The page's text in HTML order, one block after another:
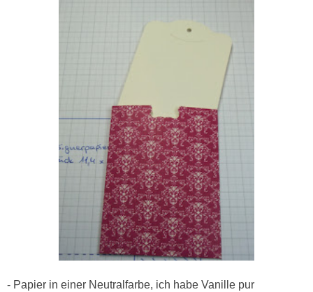
- Papier in einer Neutralfarbe, ich habe Vanille pur